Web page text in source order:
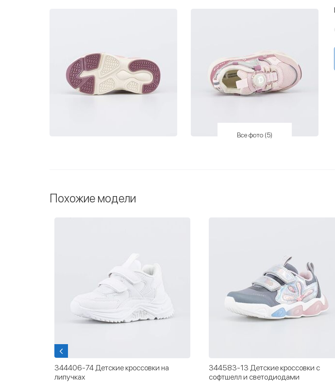
Все фото (5)
Похожие модели
344406-74 Детские кроссовки на
липучках
344583-13 Детские кроссовки с
софтшелл и светодиодами